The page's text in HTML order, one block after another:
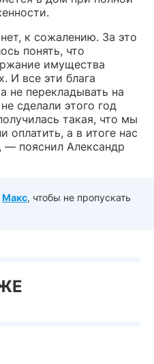
к сожалению. За это
понять, что
имущества
И все эти блага
не перекладывать на
сделали этого год
такая, что мы
оплатить, а в итоге нас
— пояснил Александр
Макс, чтобы не пропускать